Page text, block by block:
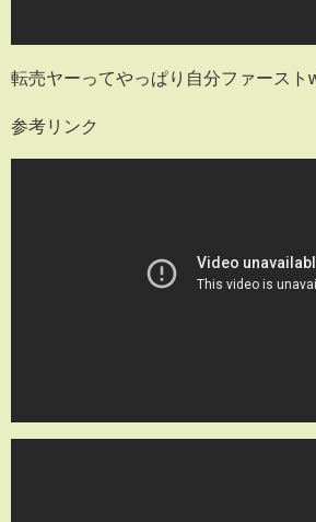
転売ヤーってやっぱり自分ファースト
参考リンク